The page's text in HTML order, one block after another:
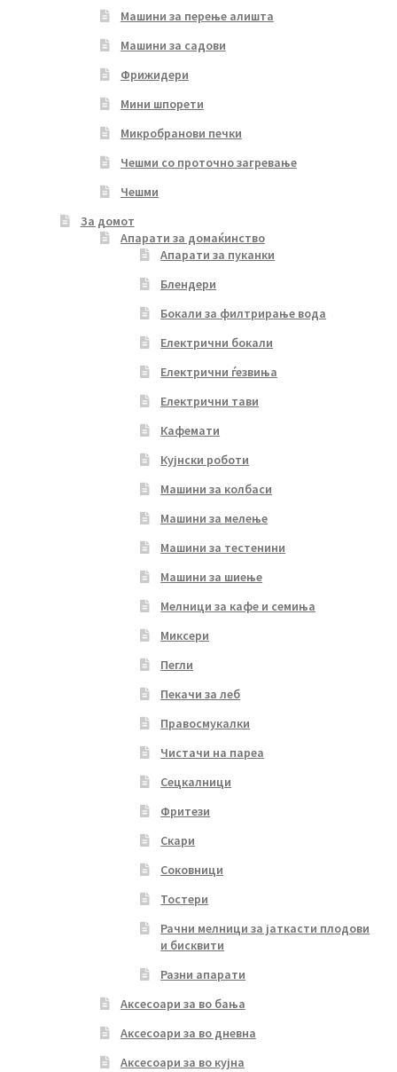
Машини за перење алишта
Машини за садови
Фрижидери
Мини шпорети
Микробранови печки
Чешми со проточно загревање
Чешми
За домот
Апарати за домаќинство
Апарати за пуканки
Блендери
Бокали за филтрирање вода
Електрични бокали
Електрични ѓезвиња
Електрични тави
Кафемати
Кујнски роботи
Машини за колбаси
Машини за мелење
Машини за тестенини
Машини за шиење
Мелници за кафе и семиња
Миксери
Пегли
Пекачи за леб
Правосмукалки
Чистачи на пареа
Сецкалници
Фритези
Скари
Соковници
Тостери
Рачни мелници за јаткасти плодови
и бисквити
Разни апарати
Аксесоари за во бања
Аксесоари за во дневна
Аксесоари за во кујна